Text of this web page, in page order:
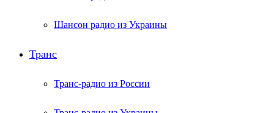
Шансон радио из Украины
Транс
Транс-радио из России